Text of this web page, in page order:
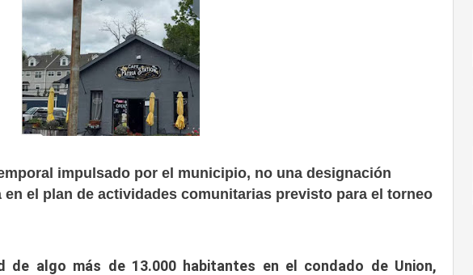
impulsado por el municipio, no una designación
en el plan de actividades comunitarias previsto para el torneo
de algo más de 13.000 habitantes en el condado de Union,